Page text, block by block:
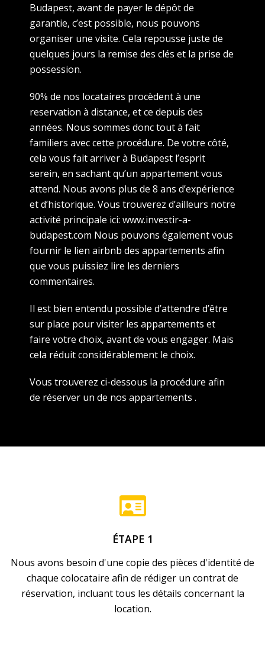
Budapest, avant de payer le dépôt de
garantie, c’est possible, nous pouvons
organiser une visite. Cela repousse juste de
quelques jours la remise des clés et la prise de
possession.
90% de nos locataires procèdent à une
reservation à distance, et ce depuis des
années. Nous sommes donc tout à fait
familiers avec cette procédure. De votre côté,
cela vous fait arriver à Budapest l’esprit
serein, en sachant qu’un appartement vous
attend. Nous avons plus de 8 ans d’expérience
et d’historique. Vous trouverez d’ailleurs notre
activité principale ici: www.investir-a-
budapest.com Nous pouvons également vous
fournir le lien airbnb des appartements afin
que vous puissiez lire les derniers
commentaires.
Il est bien entendu possible d’attendre d’être
sur place pour visiter les appartements et
faire votre choix, avant de vous engager. Mais
cela réduit considérablement le choix.
Vous trouverez ci-dessous la procédure afin
de réserver un de nos appartements .
ÉTAPE 1
Nous avons besoin d'une copie des pièces d'identité de
chaque colocataire afin de rédiger un contrat de
réservation, incluant tous les détails concernant la
location.